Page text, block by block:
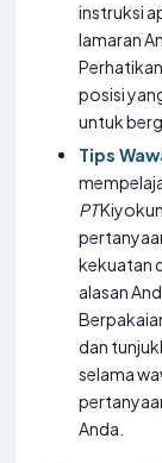
instruksi
lamaran
posisi
untuk
Tips
PT
kekuatan
alasan
dan
selama
Anda.